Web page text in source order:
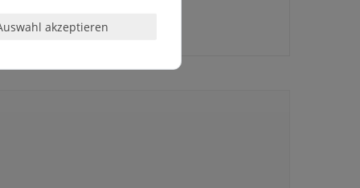
akzeptieren